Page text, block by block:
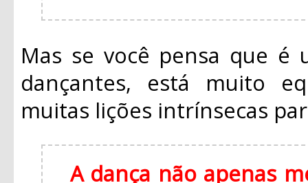
Mas se você pensa que é
dançantes, está muito
muitas lições intrínsecas
A dança não apenas